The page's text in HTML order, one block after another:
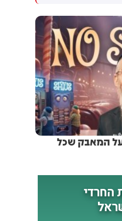
בזמן מעבר בהורמוז, שלושה
מהם במהלך השבוע
המאבק שכל